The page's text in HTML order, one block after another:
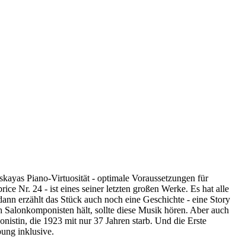
Piano-Virtuosität - optimale Voraussetzungen für
Nr. 24 - ist eines seiner letzten großen Werke. Es hat alle
erzählt das Stück auch noch eine Geschichte - eine Story
hält, sollte diese Musik hören. Aber auch
die 1923 mit nur 37 Jahren starb. Und die Erste
inklusive.